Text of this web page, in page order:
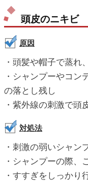
頭皮のニキビ
原因
・頭髪や帽子で蒸れ
・シャンプーやコン
の落とし残し
・紫外線の刺激で
対処法
・刺激の弱いシャン
・シャンプーの際、
・すすぎをしっかり